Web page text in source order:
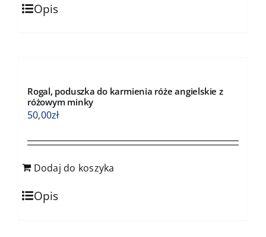
Opis
Rogal, poduszka do karmienia róże angielskie z
różowym minky
50,00zł
Dodaj do koszyka
Opis